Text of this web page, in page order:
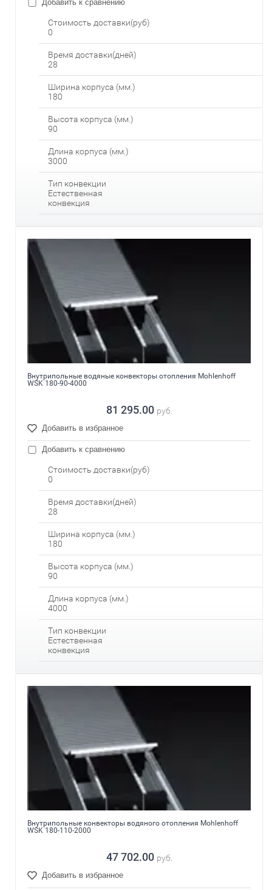
Добавить к сравнению
Стоимость доставки(руб)
0
Время доставки(дней)
28
Ширина корпуса (мм.)
180
Высота корпуса (мм.)
90
Длина корпуса (мм.)
3000
Тип конвекции
Естественная
конвекция
Внутрипольные водяные конвекторы отопления Mohlenhoff
WSK 180-90-4000
81 295.00 руб.
Добавить в избранное
Добавить к сравнению
Стоимость доставки(руб)
0
Время доставки(дней)
28
Ширина корпуса (мм.)
180
Высота корпуса (мм.)
90
Длина корпуса (мм.)
4000
Тип конвекции
Естественная
конвекция
Внутрипольные конвекторы водяного отопления Mohlenhoff
WSK 180-110-2000
47 702.00 руб.
Добавить в избранное